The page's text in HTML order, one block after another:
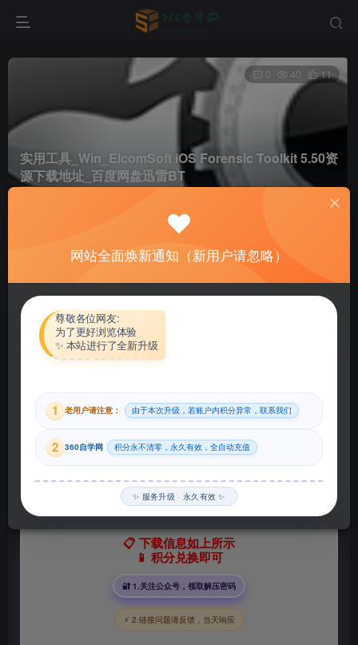
实用工具_Win_ElcomSoft iOS Forensic Toolkit 5.50资
源下载地址_百度网盘迅雷BT
0 40 11
热心网友 关注
此内容为付费资源，请付费后查看
29积分
付费资源
📋 下载信息如上所示
📱 积分兑换即可
🔐 1.关注公众号，领取解压密码
⚡ 2.链接问题请反馈，当天响应
网站全面焕新通知（新用户请忽略）
尊敬各位网友:
为了更好浏览体验
✨ 本站进行了全新升级
1 老用户请注意： 由于本次升级，若账户内积分异常，联系我们
2 360自学网 积分永不清零，永久有效，全自动充值
✨ 服务升级 · 永久有效 ✨